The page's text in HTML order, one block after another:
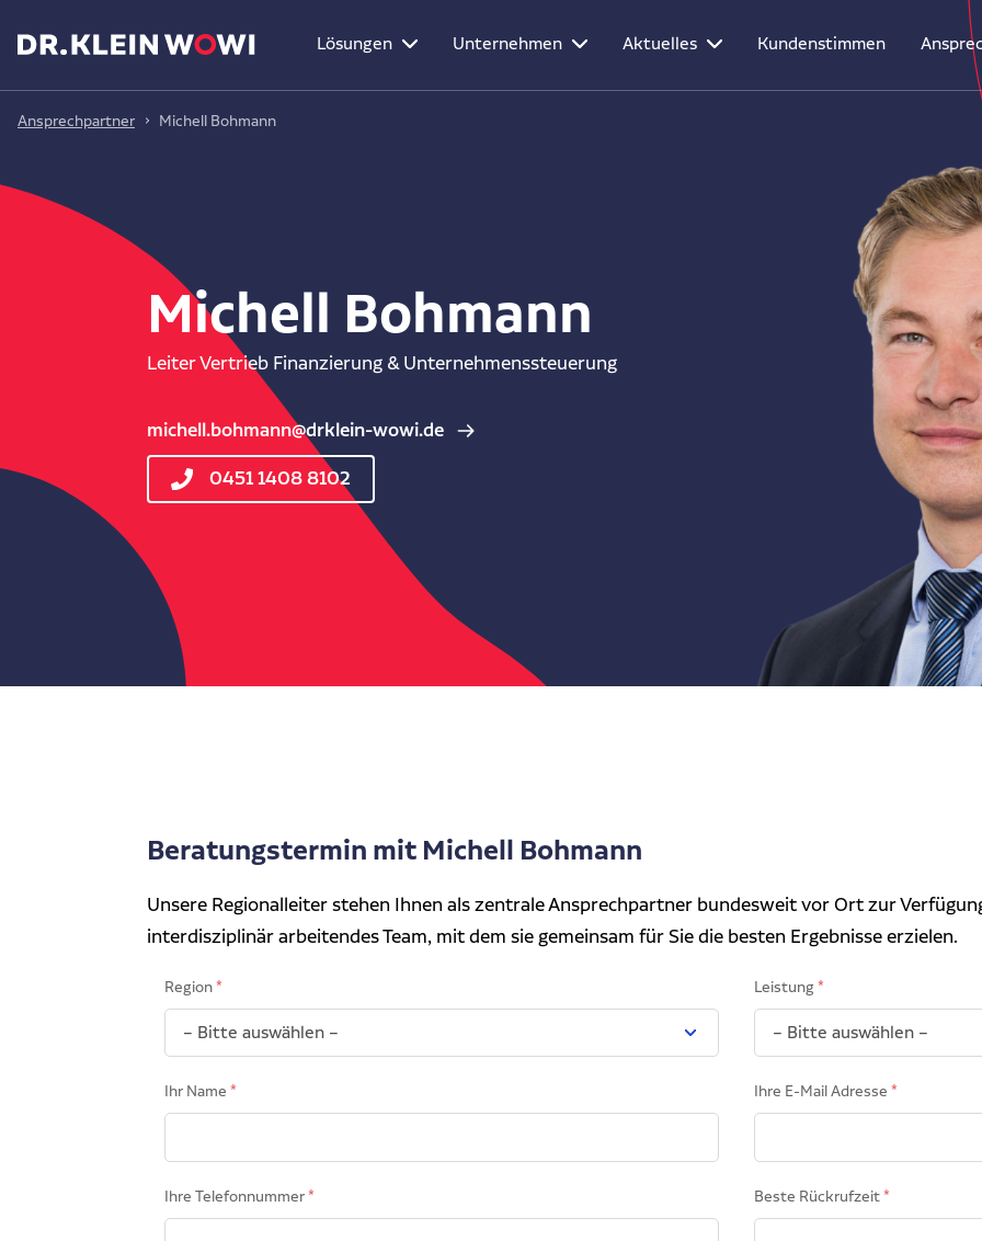
Lösungen Unternehmen Aktuelles Kundenstimmen
Ansprechpartner Michell Bohmann
Michell Bohmann
Leiter Vertrieb Finanzierung & Unternehmenssteuerung
michell.bohmann@drklein-wowi.de
0451 1408 8102
Beratungstermin mit Michell Bohmann
Unsere Regionalleiter stehen Ihnen als zentrale Ansprechpartner bundesweit vor Ort zur
interdisziplinär arbeitendes Team, mit dem sie gemeinsam für Sie die besten Ergebnisse erzielen.
Region Leistung
Ihr Name Ihre E-Mail Adresse
Ihre Telefonnummer Beste Rückrufzeit